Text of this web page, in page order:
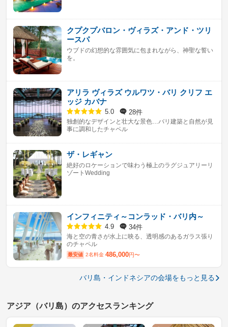
クプクプバロン・ヴィラズ・アンド・ツリ
ースパ
ウブドの幻想的な雰囲気に包まれながら、神聖な誓い
を。
アリラ ヴィラズ ウルワツ・バリ クリフ エ
ッジ カバナ
5.0 28件
独創的なデザインと壮大な景色…バリ建築と自然が見
事に調和したチャペル
ザ・レギャン
絶好のロケーションで味わう極上のラグジュアリーリ
ゾートWedding
インフィニティ～コンラッド・バリ内～
4.9 34件
海と空の青さが水上に映る、透明感のあるガラス張り
のチャペル
最安値 2名料金 486,000円〜
バリ島・インドネシアの会場をもっと見る
アジア（バリ島）のアクセスランキング